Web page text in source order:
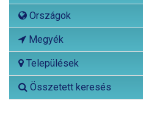
Országok
Megyék
Települések
Összetett keresés